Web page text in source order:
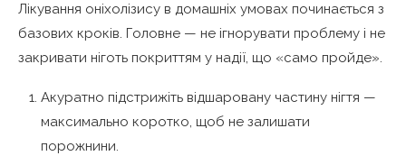
Лікування оніхолізису в домашніх умовах починається з
базових кроків. Головне — не ігнорувати проблему і не
закривати ніготь покриттям у надії, що «само пройде».
Акуратно підстрижіть відшаровану частину нігтя —
максимально коротко, щоб не залишати
порожнини.